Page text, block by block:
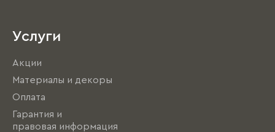
Услуги
Акции
Материалы и декоры
Оплата
Гарантия и
правовая информация